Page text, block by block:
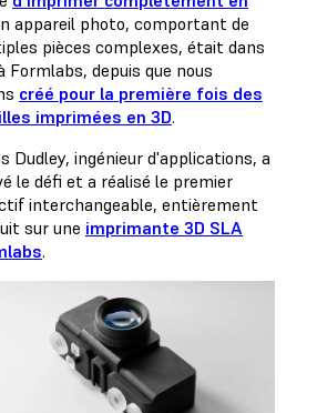
appareil photo, comportant de
pièces complexes, était dans
Formlabs, depuis que nous
créé pour la première fois des
imprimées en 3D.
Dudley, ingénieur d'applications, a
le défi et a réalisé le premier
interchangeable, entièrement
sur une imprimante 3D SLA
.